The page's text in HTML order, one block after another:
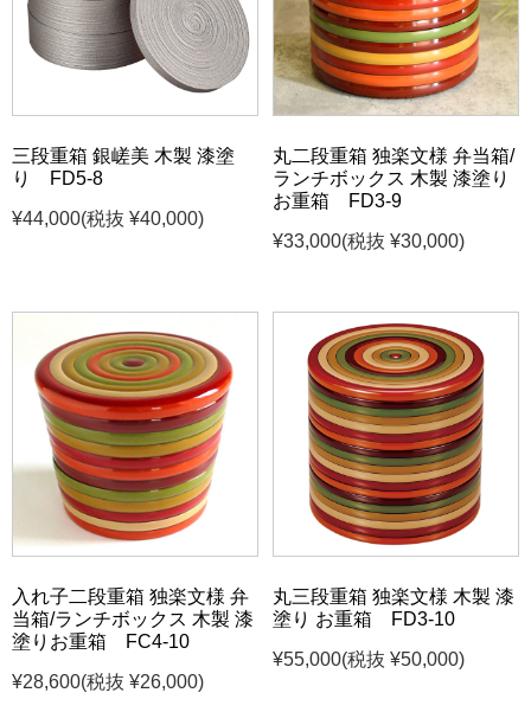
三段重箱 銀嵯美 木製 漆塗
り FD5-8
¥44,000(税抜 ¥40,000)
丸二段重箱 独楽文様 弁当箱/
ランチボックス 木製 漆塗り
お重箱 FD3-9
¥33,000(税抜 ¥30,000)
入れ子二段重箱 独楽文様 弁
当箱/ランチボックス 木製 漆
塗りお重箱 FC4-10
¥28,600(税抜 ¥26,000)
丸三段重箱 独楽文様 木製 漆
塗り お重箱 FD3-10
¥55,000(税抜 ¥50,000)